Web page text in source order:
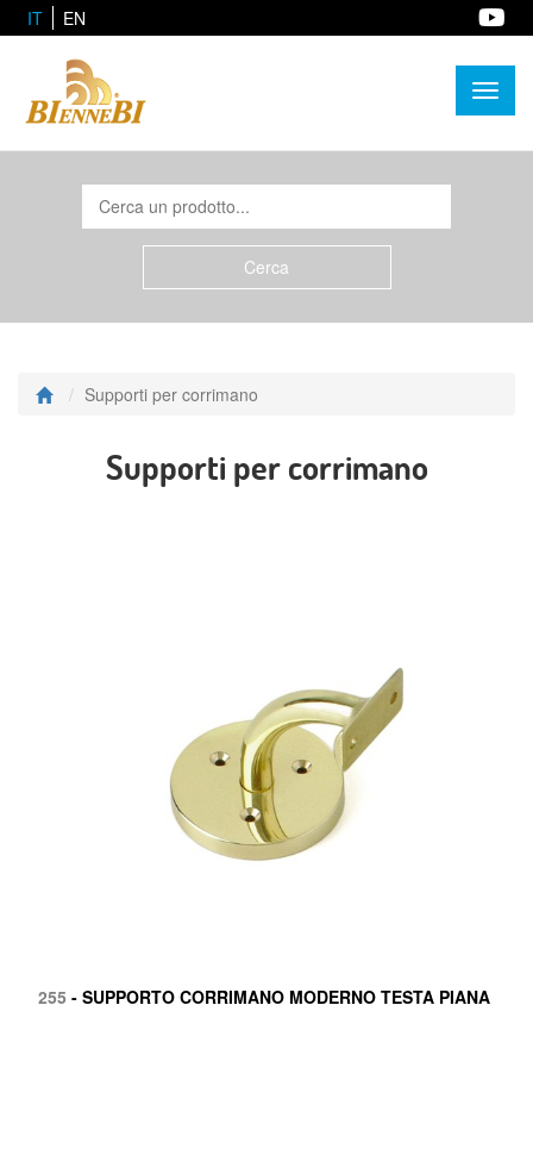
IT EN
Supporti per corrimano
Supporti per corrimano
255- SUPPORTO CORRIMANO MODERNO TESTA PIANA